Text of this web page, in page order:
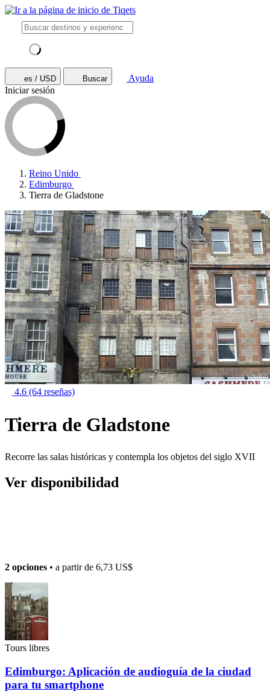
es / USD Buscar
Ayuda
Iniciar sesión
Reino Unido
Edimburgo
Tierra de Gladstone
4.6 (64 reseñas)
Tierra de Gladstone
Recorre las salas históricas y contempla los objetos del siglo XVII
Ver disponibilidad
2 opciones • a partir de 6,73 US$
Tours libres
Edimburgo: Aplicación de audioguía de la ciudad
para tu smartphone